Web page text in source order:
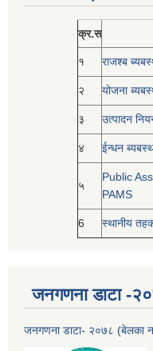
क्र.स
१ राजश्ब
२ योजना
३ उत्पादन
४ ईन्धन
५
Public
PAMS
6 स्थानीय
जनगणना डाटा -
जनगणना डाटा- २०७८ (बेलका